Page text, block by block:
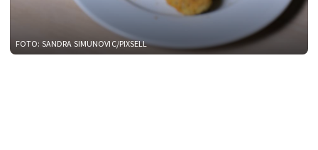
FOTO: SANDRA SIMUNOVIC/PIXSELL